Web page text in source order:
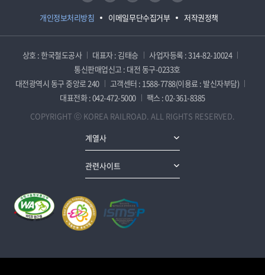
개인정보처리방침 이메일무단수집거부 저작권정책
상호 : 한국철도공사 대표자 : 김태승
사업자등록 : 314-82-10024
통신판매업신고 : 대전 동구-0233호
대전광역시 동구 중앙로 240
고객센터 : 1588-7788(이용료 : 발신자부담)
대표전화 : 042-472-5000
팩스 : 02-361-8385
COPYRIGHT ⓒ KOREA RAILROAD. ALL RIGHTS RESERVED.
계열사
관련사이트